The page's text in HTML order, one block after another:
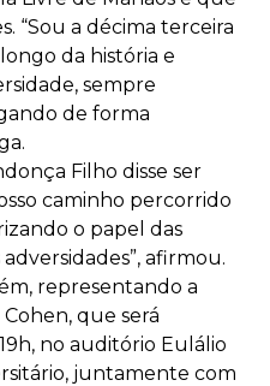
“Sou a décima terceira
da história e
sempre
de forma
Filho disse ser
caminho percorrido
o papel das
afirmou.
representando a
que será
no auditório Eulálio
juntamente com